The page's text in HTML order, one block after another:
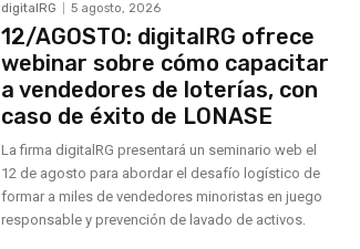
digitalRG 5 agosto, 2026
12/AGOSTO: digitalRG ofrece
webinar sobre cómo capacitar
a vendedores de loterías, con
caso de éxito de LONASE
La firma digitalRG presentará un seminario web el
12 de agosto para abordar el desafío logístico de
formar a miles de vendedores minoristas en juego
responsable y prevención de lavado de activos.